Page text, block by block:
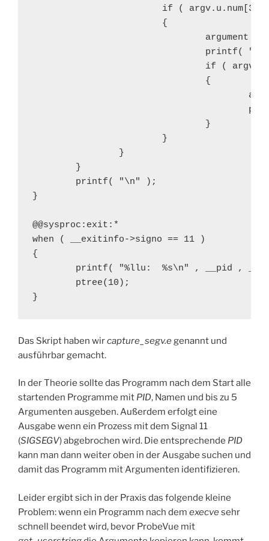
if ( argv.u.num[3] !=
{
argument =
printf( "%s " ,
if ( argv.u.num[4]
{
argument =
printf( "%s " ,
}
}
}
}
printf( "\n" );
}
@@sysproc:exit:*
when ( __exitinfo->signo == 11 )
{
printf( "%llu:  %s\n" , __pid ,
ptree(10);
}
Das Skript haben wircapture_segv.egenannt und
ausführbar gemacht.
In der Theorie sollte das Programm nach dem Start alle
startenden Programme mit PID, Namen und bis zu 5
Argumenten ausgeben. Außerdem erfolgt eine
Ausgabe wenn ein Prozess mit dem Signal 11
(SIGSEGV) abgebrochen wird. Die entsprechende PID
kann man dann weiter oben in der Ausgabe suchen und
damit das Programm mit Argumenten identifizieren.
Leider ergibt sich in der Praxis das folgende kleine
Problem: wenn ein Programm nach dem execvesehr
schnell beendet wird, bevor ProbeVue mit